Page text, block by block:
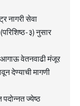
नागरी सेवा
३) नुसार
आगाऊ वेतनवाढी मंजूर
देण्याची मागणी
ज्येष्ठ